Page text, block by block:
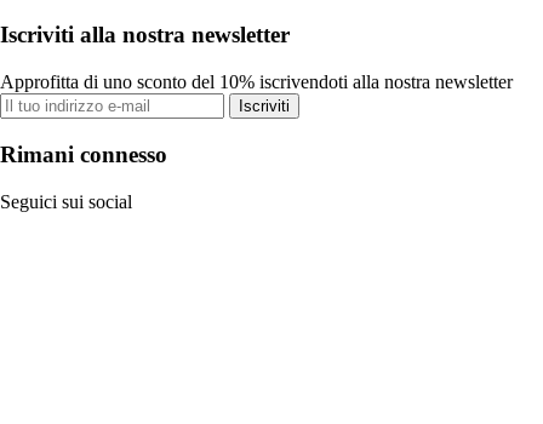
Iscriviti alla nostra newsletter
Approfitta di uno sconto del 10% iscrivendoti alla nostra newsletter
Iscriviti
Rimani connesso
Seguici sui social